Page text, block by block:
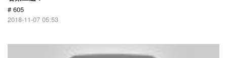
# 605
2018-11-07 05:53